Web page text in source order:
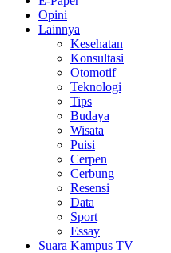
Opini
Lainnya
Kesehatan
Konsultasi
Otomotif
Teknologi
Tips
Budaya
Wisata
Puisi
Cerpen
Cerbung
Resensi
Data
Sport
Essay
Suara Kampus TV